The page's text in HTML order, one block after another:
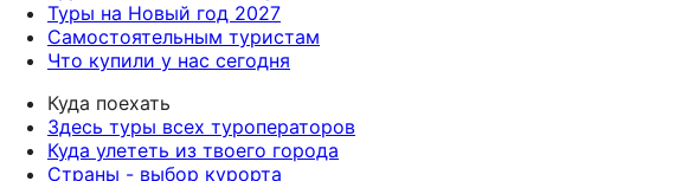
Туры на Новый год 2027
Самостоятельным туристам
Что купили у нас сегодня
Куда поехать
Здесь туры всех туроператоров
Куда улететь из твоего города
Страны - выбор курорта